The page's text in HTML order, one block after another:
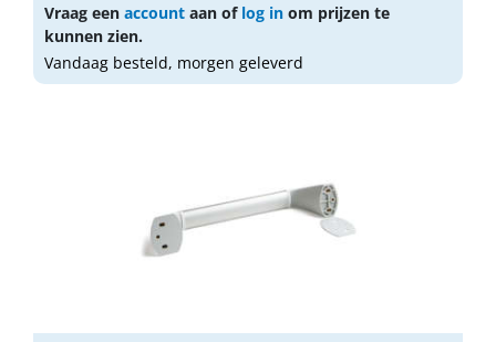
Vraag een account aan of log in om prijzen te
kunnen zien.
Vandaag besteld, morgen geleverd